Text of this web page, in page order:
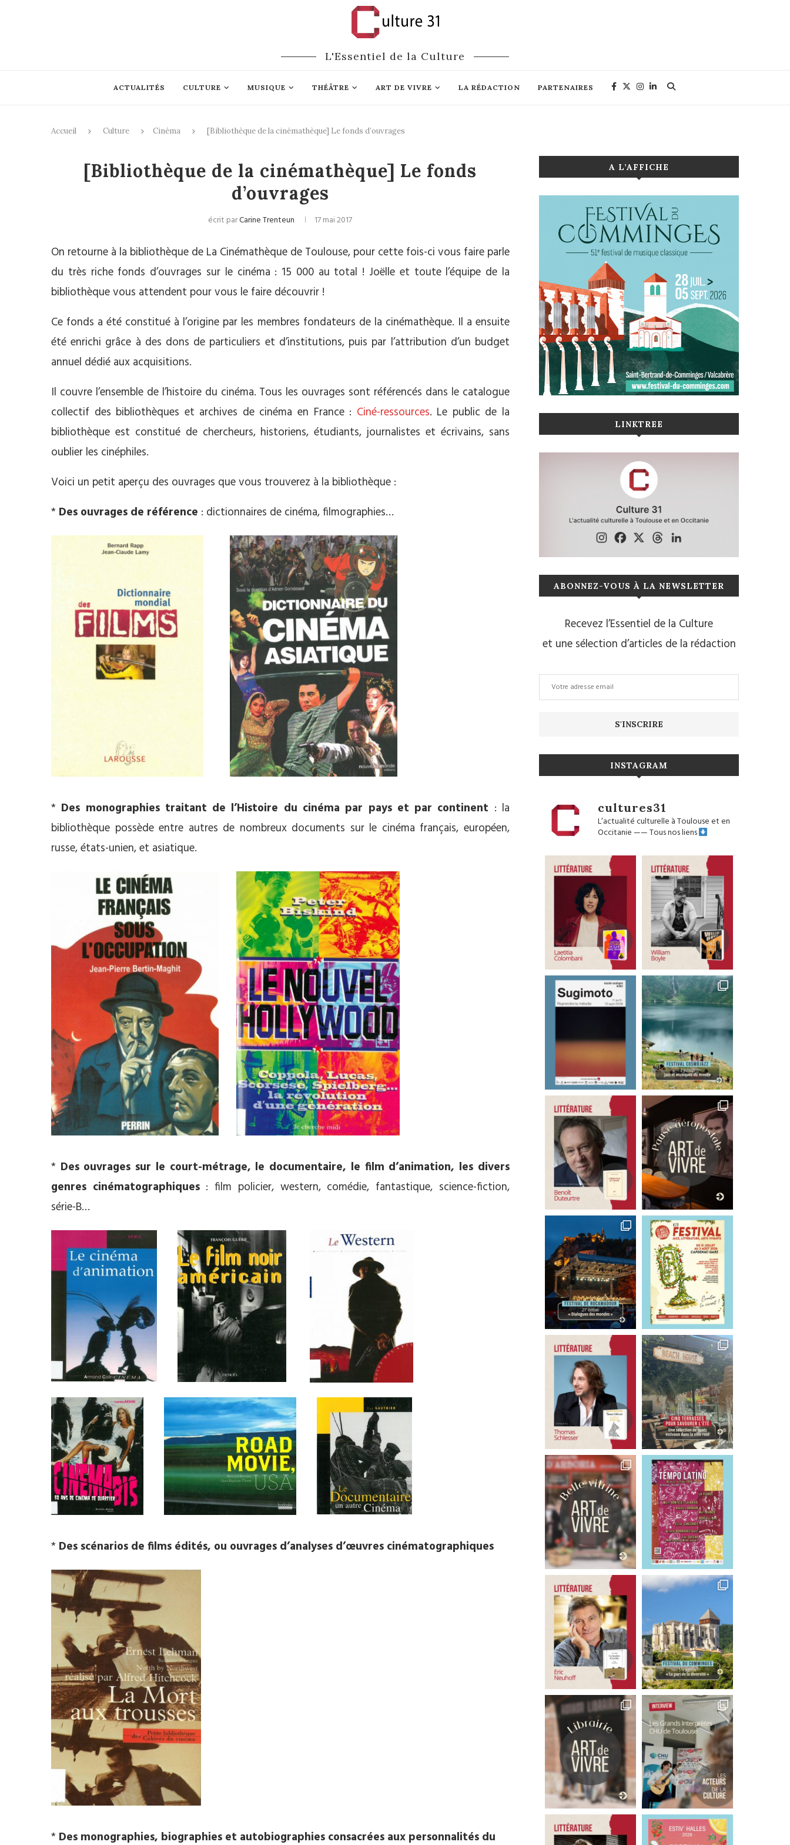
L'Essentiel de la Culture
ACTUALITÉS CULTURE MUSIQUE THÉÂTRE ART DE VIVRE LA RÉDACTION PARTENAIRES
Accueil Culture Cinéma [Bibliothèque de la cinémathèque] Le fonds d’ouvrages
Patrimoine
[Bibliothèque de la cinémathèque] Le fonds
d’ouvrages
écrit parCarine Trenteun 17 mai 2017
On retourne à la bibliothèque de La Cinémathèque de Toulouse, pour cette fois-ci vous faire parle
du très riche fonds d’ouvrages sur le cinéma : 15 000 au total ! Joëlle et toute l’équipe de la
bibliothèque vous attendent pour vous le faire découvrir !
Ce fonds a été constitué à l’origine par les membres fondateurs de la cinémathèque. Il a ensuite
été enrichi grâce à des dons de particuliers et d’institutions, puis par l’attribution d’un budget
annuel dédié aux acquisitions.
Il couvre l’ensemble de l’histoire du cinéma. Tous les ouvrages sont référencés dans le catalogue
collectif des bibliothèques et archives de cinéma en France : Ciné-ressources. Le public de la
bibliothèque est constitué de chercheurs, historiens, étudiants, journalistes et écrivains, sans
oublier les cinéphiles.
Voici un petit aperçu des ouvrages que vous trouverez à la bibliothèque :
* Des ouvrages de référence : dictionnaires de cinéma, filmographies…
* Des monographies traitant de l’Histoire du cinéma par pays et par continent : la
bibliothèque possède entre autres de nombreux documents sur le cinéma français, européen,
russe, états-unien, et asiatique.
* Des ouvrages sur le court-métrage, le documentaire, le film d’animation, les divers
genres cinématographiques: film policier, western, comédie, fantastique, science-fiction,
série-B…
* Des scénarios de films édités, ou ouvrages d’analyses d’œuvres cinématographiques
* Des monographies, biographies et autobiographies consacrées aux personnalités du
A L’AFFICHE
LINKTREE
ABONNEZ-VOUS À LA NEWSLETTER
Recevez l’Essentiel de la Culture
et une sélection d’articles de la rédaction
INSTAGRAM
cultures31
L’actualité culturelle à Toulouse et en
Occitanie——Tous nos liens